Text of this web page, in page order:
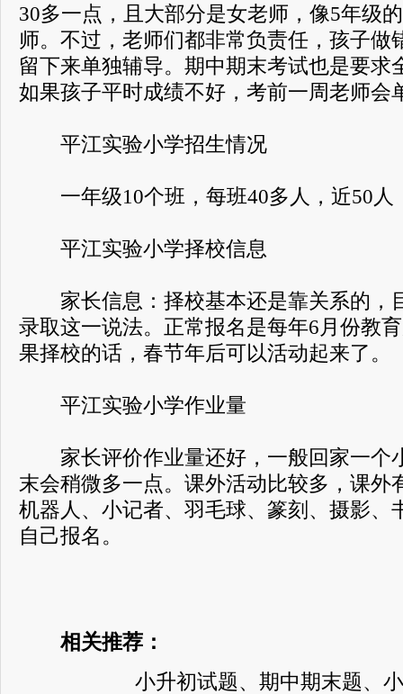
30多一点，且大部分是女老师，像5年级
师。不过，老师们都非常负责任，孩子做
留下来单独辅导。期中期末考试也是要求
如果孩子平时成绩不好，考前一周老师会
平江实验小学招生情况
一年级10个班，每班40多人，近50人
平江实验小学择校信息
家长信息：择校基本还是靠关系的，
录取这一说法。正常报名是每年6月份教
果择校的话，春节年后可以活动起来了。
平江实验小学作业量
家长评价作业量还好，一般回家一个
末会稍微多一点。课外活动比较多，课外
机器人、小记者、羽毛球、篆刻、摄影、
自己报名。
相关推荐：
小升初试题、期中期末题、